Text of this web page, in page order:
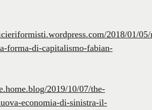
2018/01/
forma-di-capitalismo-fabian-
2019/10/07/the-
economia-di-sinistra-il-